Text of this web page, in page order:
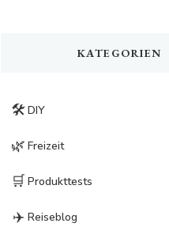
KATEGORIEN
🛠️ DIY
🌿 Freizeit
🛒 Produkttests
✈️ Reiseblog